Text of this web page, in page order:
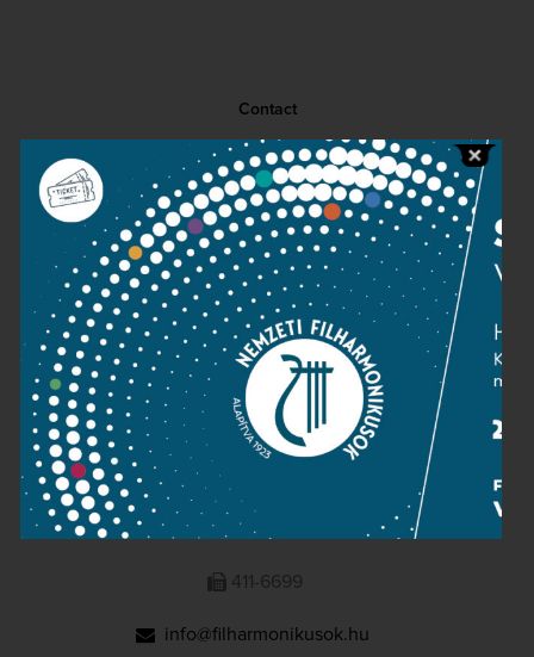
Contact
Public information
Press room
Terms and privacy
Imprint
NATIONAL PHILHARMONIC
1095 Budapest, Komor Marcell u. 1. (Müpa)
411-6600
411-6699
info@filharmonikusok.hu